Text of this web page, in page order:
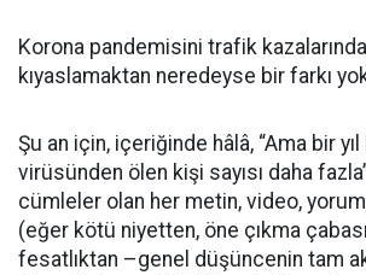
Korona pandemisini trafik
kıyaslamaktan neredeyse bir farkı
Şu an için, içeriğinde hâlâ, “Ama bir
virüsünden ölen kişi sayısı daha
cümleler olan her metin, video,
(eğer kötü niyetten, öne çıkma
fesatlıktan –genel düşüncenin tam